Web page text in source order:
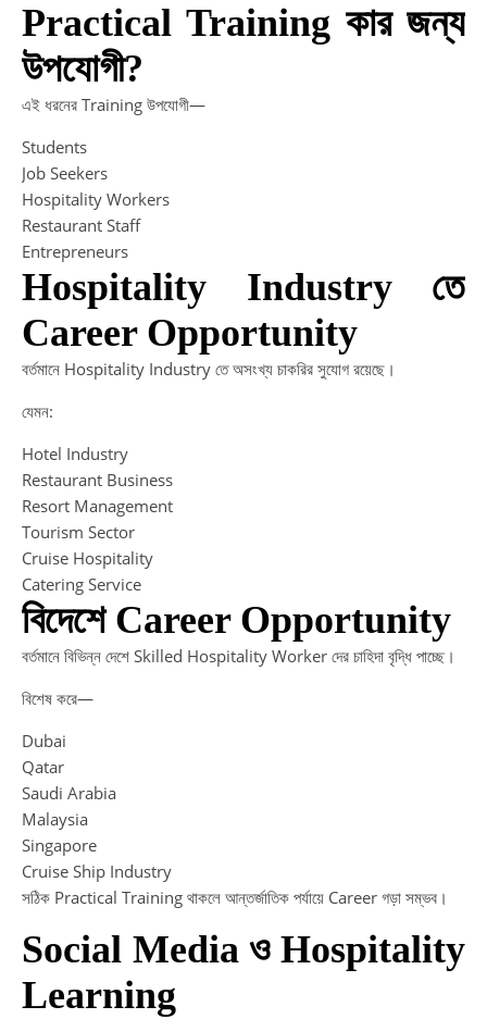
Practical Training কার জন্য
উপযোগী?
এই ধরনের Training উপযোগী—
Students
Job Seekers
Hospitality Workers
Restaurant Staff
Entrepreneurs
Hospitality Industry তে
Career Opportunity
বর্তমানে Hospitality Industry তে অসংখ্য চাকরির সুযোগ রয়েছে।
যেমন:
Hotel Industry
Restaurant Business
Resort Management
Tourism Sector
Cruise Hospitality
Catering Service
বিদেশে Career Opportunity
বর্তমানে বিভিন্ন দেশে Skilled Hospitality Worker দের চাহিদা বৃদ্ধি পাচ্ছে।
বিশেষ করে—
Dubai
Qatar
Saudi Arabia
Malaysia
Singapore
Cruise Ship Industry
সঠিক Practical Training থাকলে আন্তর্জাতিক পর্যায়ে Career গড়া সম্ভব।
Social Media ও Hospitality
Learning